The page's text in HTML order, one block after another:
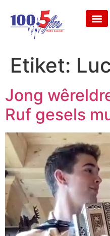
Etiket:
Jong
Ruf gesels